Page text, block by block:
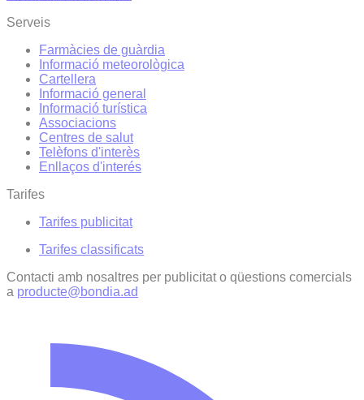
Serveis
Farmàcies de guàrdia
Informació meteorològica
Cartellera
Informació general
Informació turística
Associacions
Centres de salut
Telèfons d'interès
Enllaços d'interés
Tarifes
Tarifes publicitat
Tarifes classificats
Contacti amb nosaltres per publicitat o qüestions comercials
a producte@bondia.ad